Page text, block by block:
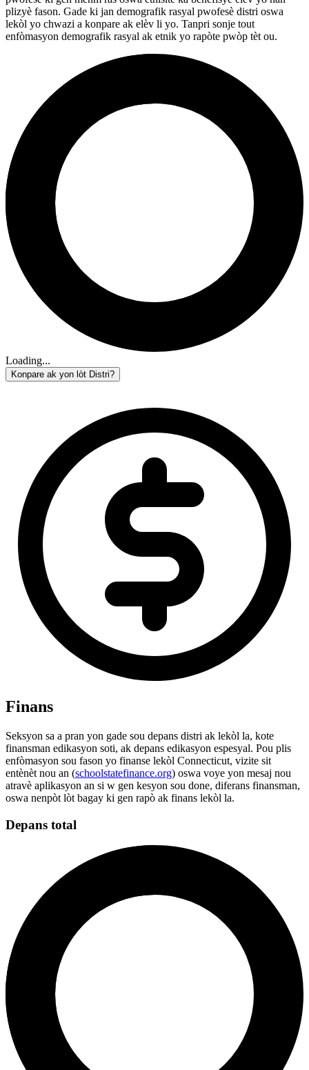
plizyè fason. Gade ki jan demografik rasyal pwofesè distri oswa
lekòl yo chwazi a konpare ak elèv li yo. Tanpri sonje tout
enfòmasyon demografik rasyal ak etnik yo rapòte pwòp tèt ou.
Loading...
Konpare ak yon lòt Distri?
Finans
Seksyon sa a pran yon gade sou depans distri ak lekòl la, kote
finansman edikasyon soti, ak depans edikasyon espesyal. Pou plis
enfòmasyon sou fason yo finanse lekòl Connecticut, vizite sit
entènèt nou an (schoolstatefinance.org) oswa voye yon mesaj nou
atravè aplikasyon an si w gen kesyon sou done, diferans finansman,
oswa nenpòt lòt bagay ki gen rapò ak finans lekòl la.
Depans total